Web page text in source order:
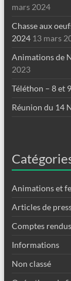
mars 2024
Chasse aux
2024 13 mars
Animations de
2023
Téléthon – 8 et
Réunion du 14
Animations et
Articles de
Comptes
Informations
Non classé